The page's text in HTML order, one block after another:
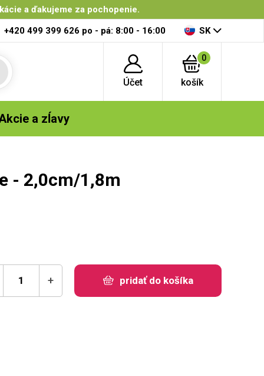
a ďakujeme za pochopenie.
+420 499 399 626 po - pá: 8:00 - 16:00 SK
Účet
0
košík
a zĺavy
- 2,0cm/1,8m
+ pridať do košíka